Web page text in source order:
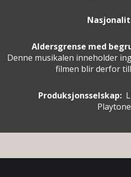
Aldersgrense med
Denne musikalen inneholder
filmen blir derfor
Produksjonsselskap:
Playtone